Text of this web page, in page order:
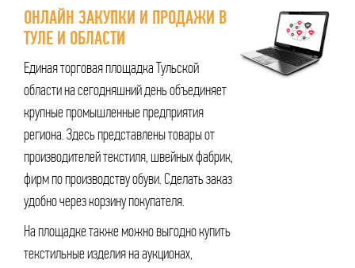
ОНЛАЙН ЗАКУПКИ И ПРОДАЖИ В
ТУЛЕ И ОБЛАСТИ
Единая торговая площадка Тульской
области на сегодняшний день объединяет
крупные промышленные предприятия
региона. Здесь представлены товары от
производителей текстиля, швейных фабрик,
фирм по производству обуви. Сделать заказ
удобно через корзину покупателя.
На площадке также можно выгодно купить
текстильные изделия на аукционах,